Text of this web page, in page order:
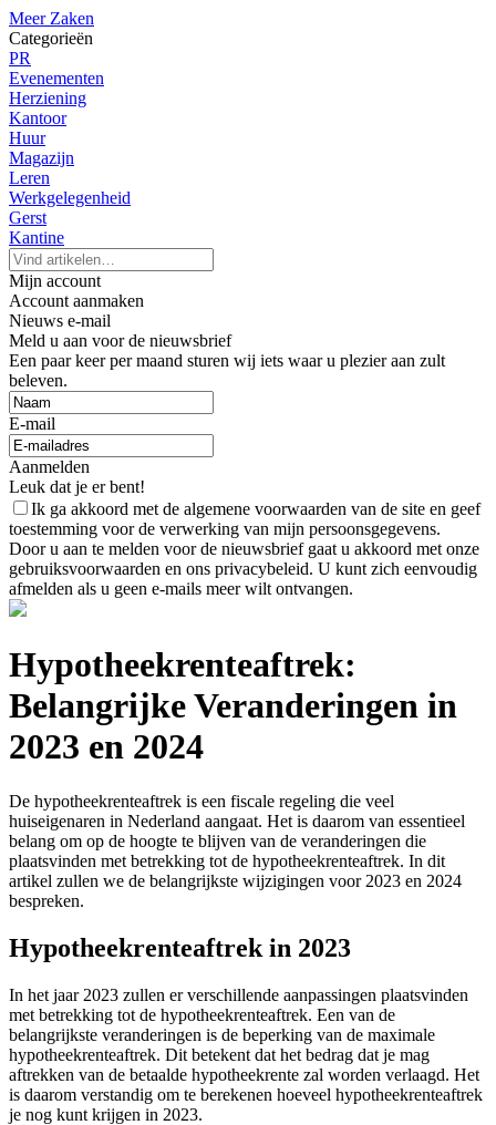
Meer Zaken
Categorieën
PR
Evenementen
Herziening
Kantoor
Huur
Magazijn
Leren
Werkgelegenheid
Gerst
Kantine
Mijn account
Account aanmaken
Nieuws e-mail
Meld u aan voor de nieuwsbrief
Een paar keer per maand sturen wij iets waar u plezier aan zult
beleven.
E-mail
Aanmelden
Leuk dat je er bent!
Ik ga akkoord met de algemene voorwaarden van de site en geef
toestemming voor de verwerking van mijn persoonsgegevens.
Door u aan te melden voor de nieuwsbrief gaat u akkoord met onze
gebruiksvoorwaarden en ons privacybeleid. U kunt zich eenvoudig
afmelden als u geen e-mails meer wilt ontvangen.
Hypotheekrenteaftrek:
Belangrijke Veranderingen in
2023 en 2024
De hypotheekrenteaftrek is een fiscale regeling die veel
huiseigenaren in Nederland aangaat. Het is daarom van essentieel
belang om op de hoogte te blijven van de veranderingen die
plaatsvinden met betrekking tot de hypotheekrenteaftrek. In dit
artikel zullen we de belangrijkste wijzigingen voor 2023 en 2024
bespreken.
Hypotheekrenteaftrek in 2023
In het jaar 2023 zullen er verschillende aanpassingen plaatsvinden
met betrekking tot de hypotheekrenteaftrek. Een van de
belangrijkste veranderingen is de beperking van de maximale
hypotheekrenteaftrek. Dit betekent dat het bedrag dat je mag
aftrekken van de betaalde hypotheekrente zal worden verlaagd. Het
is daarom verstandig om te berekenen hoeveel hypotheekrenteaftrek
je nog kunt krijgen in 2023.